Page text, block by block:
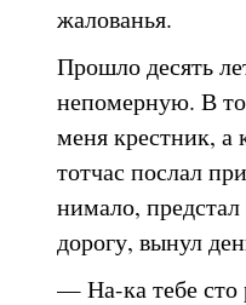
жалованья.
Прошло десять
непомерную. В то
меня крестник, а
тотчас послал
нимало, предстал
дорогу, вынул
— На-ка тебе сто